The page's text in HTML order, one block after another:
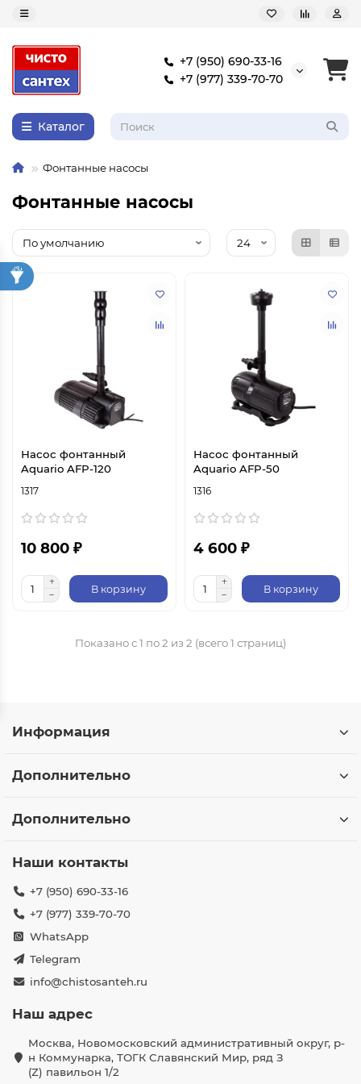
+7 (950) 690-33-16
+7 (977) 339-70-70
Каталог
Фонтанные насосы
Фонтанные насосы
Насос фонтанный
Aquario AFP-120
1317
10 800 ₽
В корзину
Насос фонтанный
Aquario AFP-50
1316
4 600 ₽
В корзину
Показано с 1 по 2 из 2 (всего 1 страниц)
Информация
Дополнительно
Дополнительно
Наши контакты
+7 (950) 690-33-16
+7 (977) 339-70-70
WhatsApp
Telegram
info@chistosanteh.ru
Наш адрес
Москва, Новомосковский административный округ, р-
н Коммунарка, ТОГК Славянский Мир, ряд З
(Z) павильон 1/2